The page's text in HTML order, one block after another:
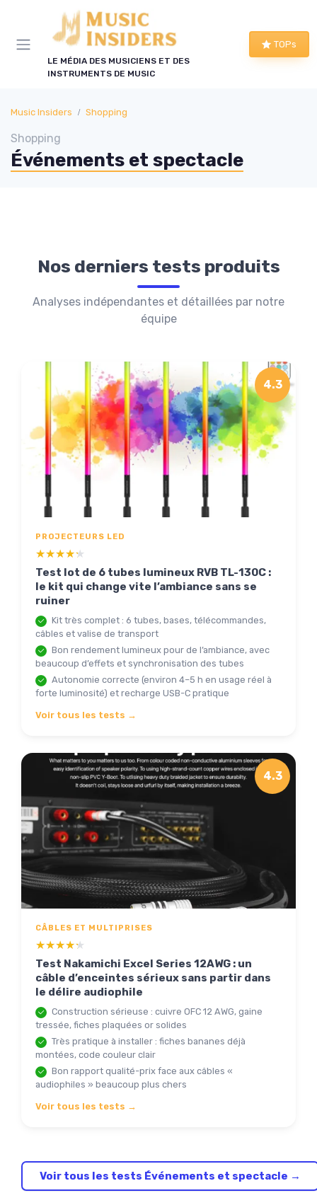
LE MÉDIA DES MUSICIENS ET DES
INSTRUMENTS DE MUSIC
TOPs
Music Insiders Shopping
Shopping
Événements et spectacle
Nos derniers tests produits
Analyses indépendantes et détaillées par notre
équipe
4.3
PROJECTEURS LED
★★★★★
★★★★★
Test lot de 6 tubes lumineux RVB TL-130C :
le kit qui change vite l’ambiance sans se
ruiner
Kit très complet : 6 tubes, bases, télécommandes,
câbles et valise de transport
Bon rendement lumineux pour de l’ambiance, avec
beaucoup d’effets et synchronisation des tubes
Autonomie correcte (environ 4–5 h en usage réel à
forte luminosité) et recharge USB-C pratique
Voir tous les tests →
4.3
CÂBLES ET MULTIPRISES
★★★★★
★★★★★
Test Nakamichi Excel Series 12AWG : un
câble d’enceintes sérieux sans partir dans
le délire audiophile
Construction sérieuse : cuivre OFC 12 AWG, gaine
tressée, fiches plaquées or solides
Très pratique à installer : fiches bananes déjà
montées, code couleur clair
Bon rapport qualité-prix face aux câbles «
audiophiles » beaucoup plus chers
Voir tous les tests →
Voir tous les tests Événements et spectacle →
Panneau de gestion des cookies